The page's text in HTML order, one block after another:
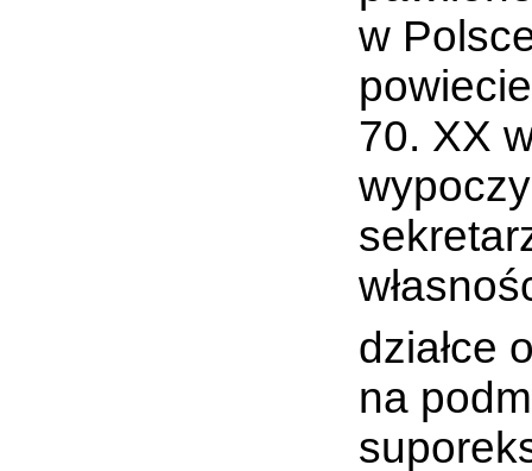
w
70. XX
działce
na